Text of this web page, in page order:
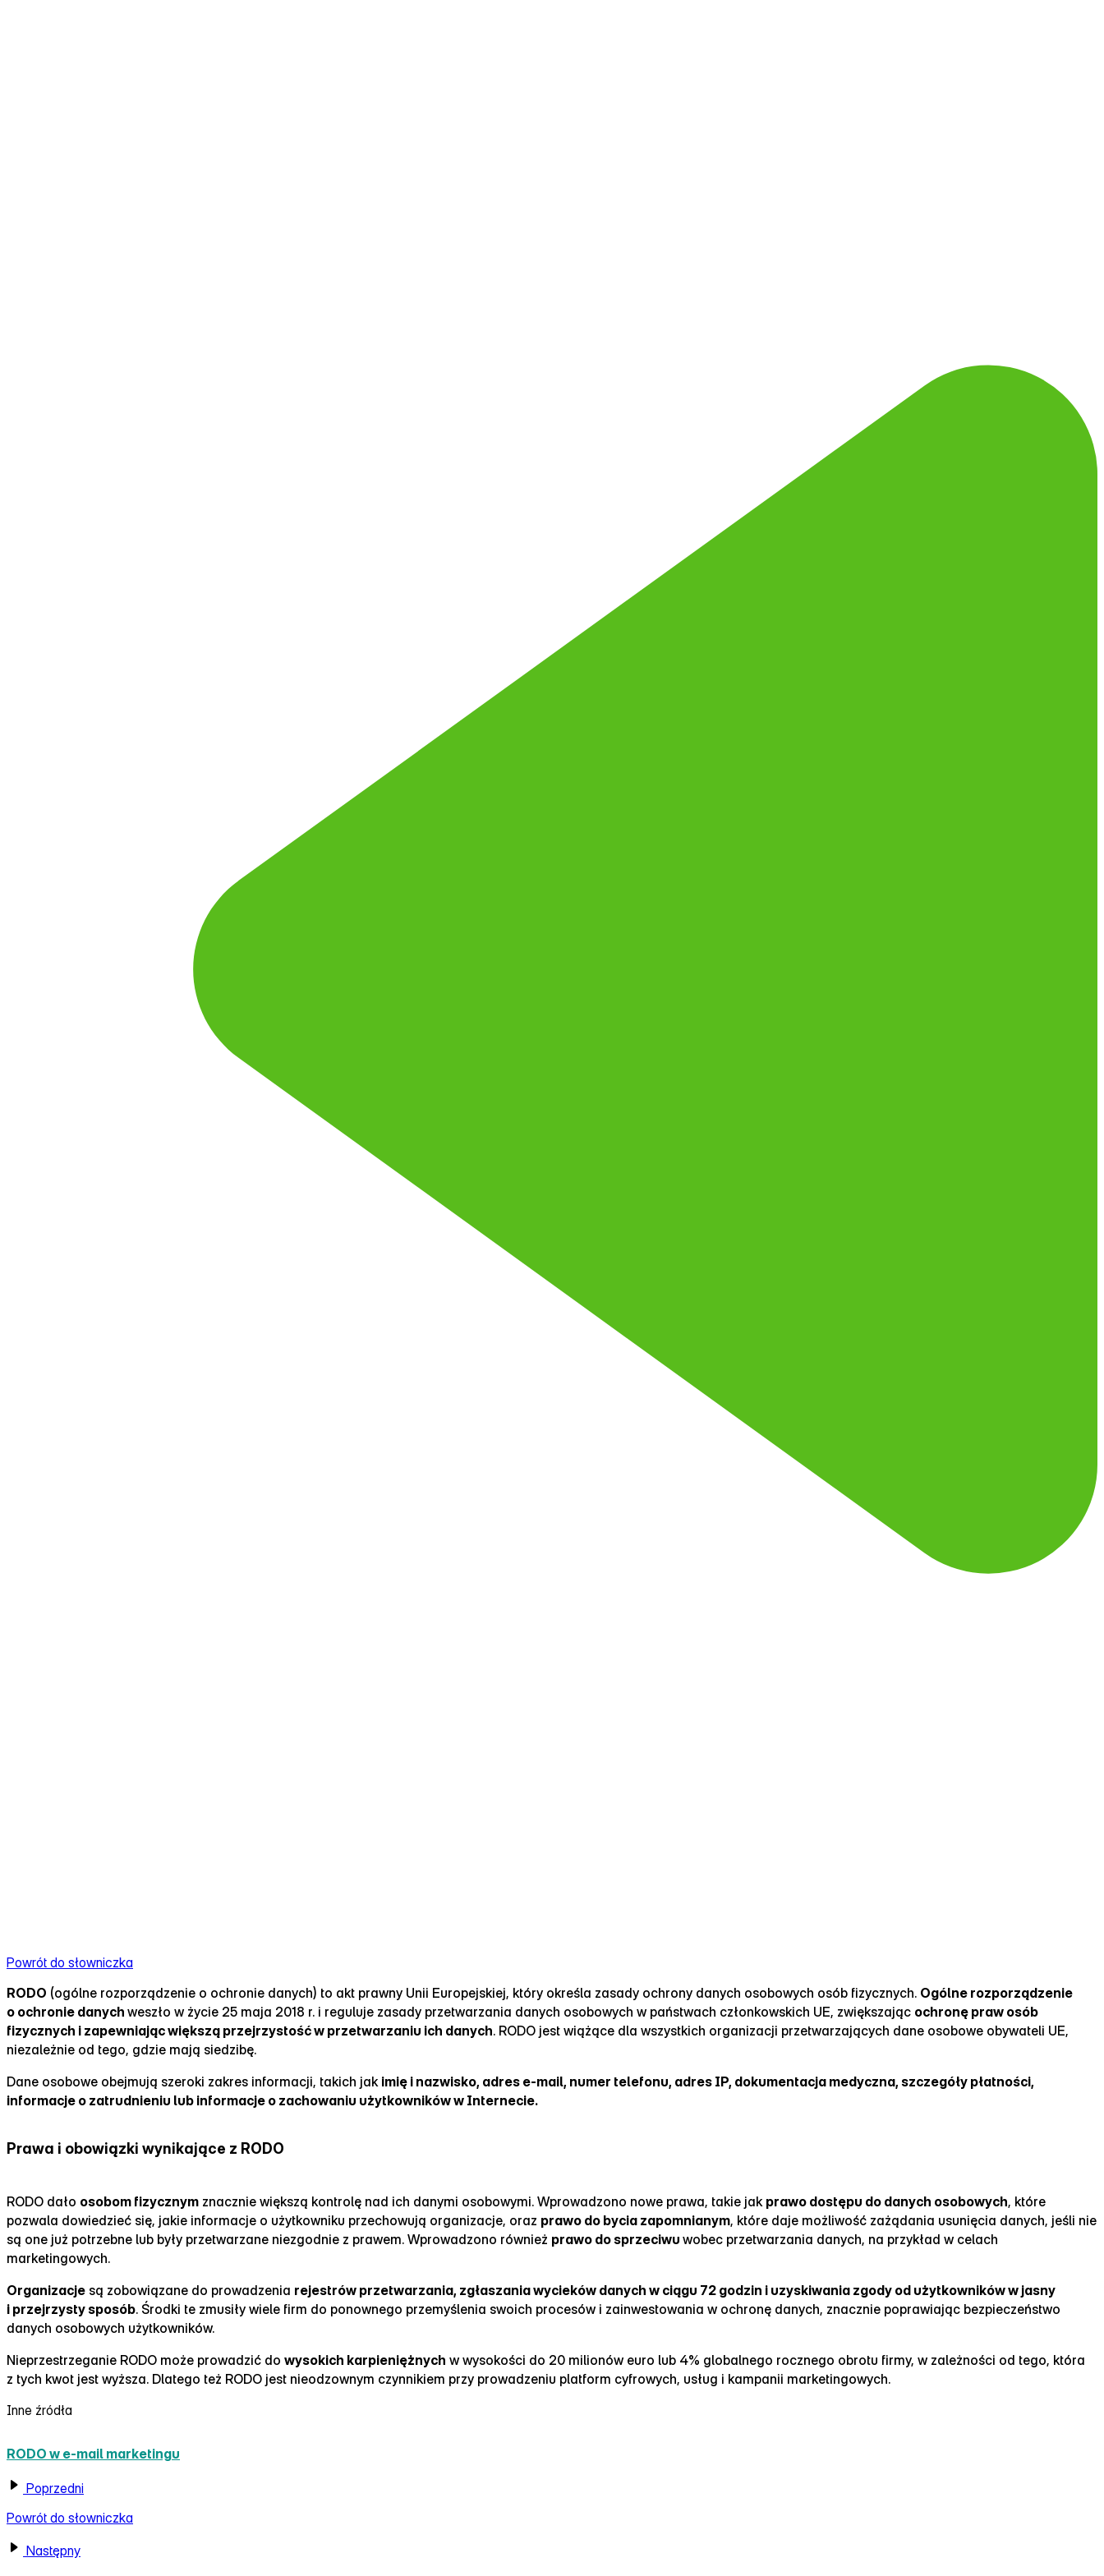
Powrót do słowniczka
RODO (ogólne rozporządzenie o ochronie danych) to akt prawny Unii Europejskiej, który określa zasady ochrony danych osobowych osób fizycznych. Ogólne rozporządzenie
o ochronie danych weszło w życie 25 maja 2018 r. i reguluje zasady przetwarzania danych osobowych w państwach członkowskich UE, zwiększając ochronę praw osób
fizycznych i zapewniając większą przejrzystość w przetwarzaniu ich danych. RODO jest wiążące dla wszystkich organizacji przetwarzających dane osobowe obywateli UE,
niezależnie od tego, gdzie mają siedzibę.
Dane osobowe obejmują szeroki zakres informacji, takich jak imię i nazwisko, adres e‑mail, numer telefonu, adres IP, dokumentacja medyczna, szczegóły płatności,
informacje o zatrudnieniu lub informacje o zachowaniu użytkowników w Internecie.
Prawa i obowiązki wynikające z RODO
RODO dało osobom fizycznym znacznie większą kontrolę nad ich danymi osobowymi. Wprowadzono nowe prawa, takie jak prawo dostępu do danych osobowych, które
pozwala dowiedzieć się, jakie informacje o użytkowniku przechowują organizacje, oraz prawo do bycia zapomnianym, które daje możliwość zażądania usunięcia danych, jeśli nie
są one już potrzebne lub były przetwarzane niezgodnie z prawem. Wprowadzono również prawo do sprzeciwu wobec przetwarzania danych, na przykład w celach
marketingowych.
Organizacje są zobowiązane do prowadzenia rejestrów przetwarzania, zgłaszania wycieków danych w ciągu 72 godzin i uzyskiwania zgody od użytkowników w jasny
i przejrzysty sposób. Środki te zmusiły wiele firm do ponownego przemyślenia swoich procesów i zainwestowania w ochronę danych, znacznie poprawiając bezpieczeństwo
danych osobowych użytkowników.
Nieprzestrzeganie RODO może prowadzić do wysokich karpieniężnych w wysokości do 20 milionów euro lub 4% globalnego rocznego obrotu firmy, w zależności od tego, która
z tych kwot jest wyższa. Dlatego też RODO jest nieodzownym czynnikiem przy prowadzeniu platform cyfrowych, usług i kampanii marketingowych.
Inne źródła
RODO w e‑mail marketingu
Poprzedni
Powrót do słowniczka
Następny